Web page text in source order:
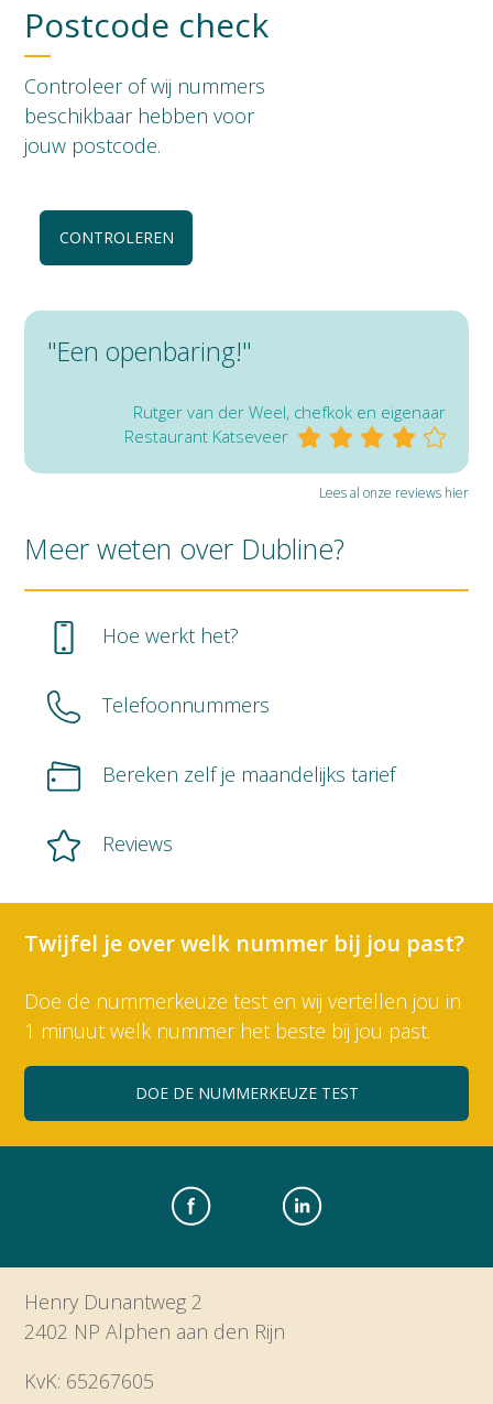
Postcode check
Controleer of wij nummers
beschikbaar hebben voor
jouw postcode.
CONTROLEREN
"Een openbaring!"
Rutger van der Weel, chefkok en eigenaar
Restaurant Katseveer
Lees al onze reviews hier
Meer weten over Dubline?
Hoe werkt het?
Telefoonnummers
Bereken zelf je maandelijks tarief
Reviews
Twijfel je over welk nummer bij jou past?
Doe de nummerkeuze test en wij vertellen jou in
1 minuut welk nummer het beste bij jou past.
DOE DE NUMMERKEUZE TEST
Henry Dunantweg 2
2402 NP Alphen aan den Rijn
KvK: 65267605